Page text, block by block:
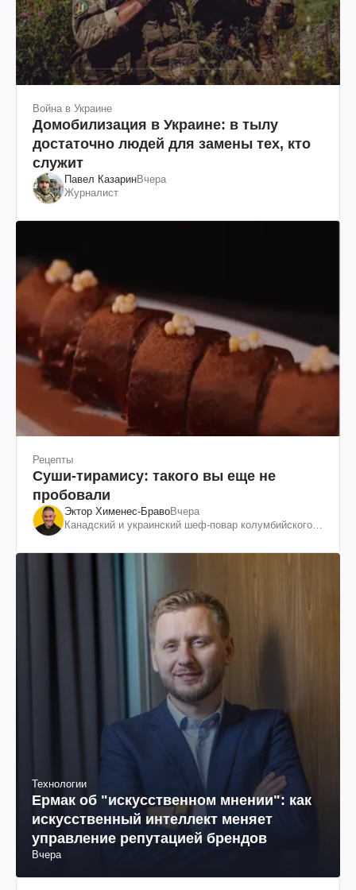
Война в Украине
Домобилизация в Украине: в тылу
достаточно людей для замены тех, кто
служит
Павел КазаринВчера
Журналист
Рецепты
Суши-тирамису: такого вы еще не
пробовали
Эктор Хименес-БравоВчера
Канадский и украинский шеф-повар колумбийского
Технологии
Ермак об "искусственном мнении": как
искусственный интеллект меняет
управление репутацией брендов
Вчера